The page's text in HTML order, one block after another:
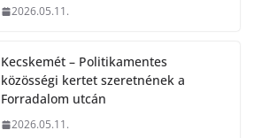
2026.05.11.
Kecskemét – Politikamentes
közösségi kertet szeretnének a
Forradalom utcán
2026.05.11.